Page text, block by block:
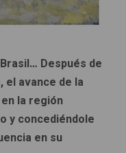
Después de
avance de la
la región
y concediéndole
en su